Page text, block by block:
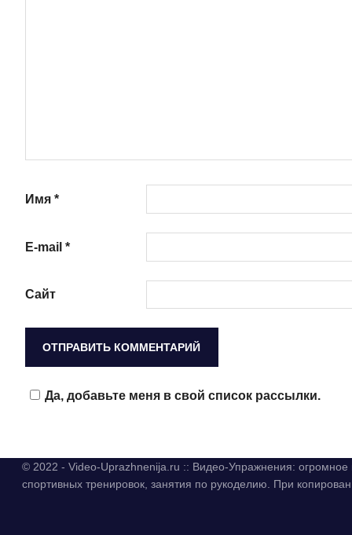
Имя *
E-mail *
Сайт
Да, добавьте меня в свой список рассылки.
© 2022 - Video-Uprazhnenija.ru :: Видео-Упражнения:
спортивных тренировок, занятия по рукоделию. При